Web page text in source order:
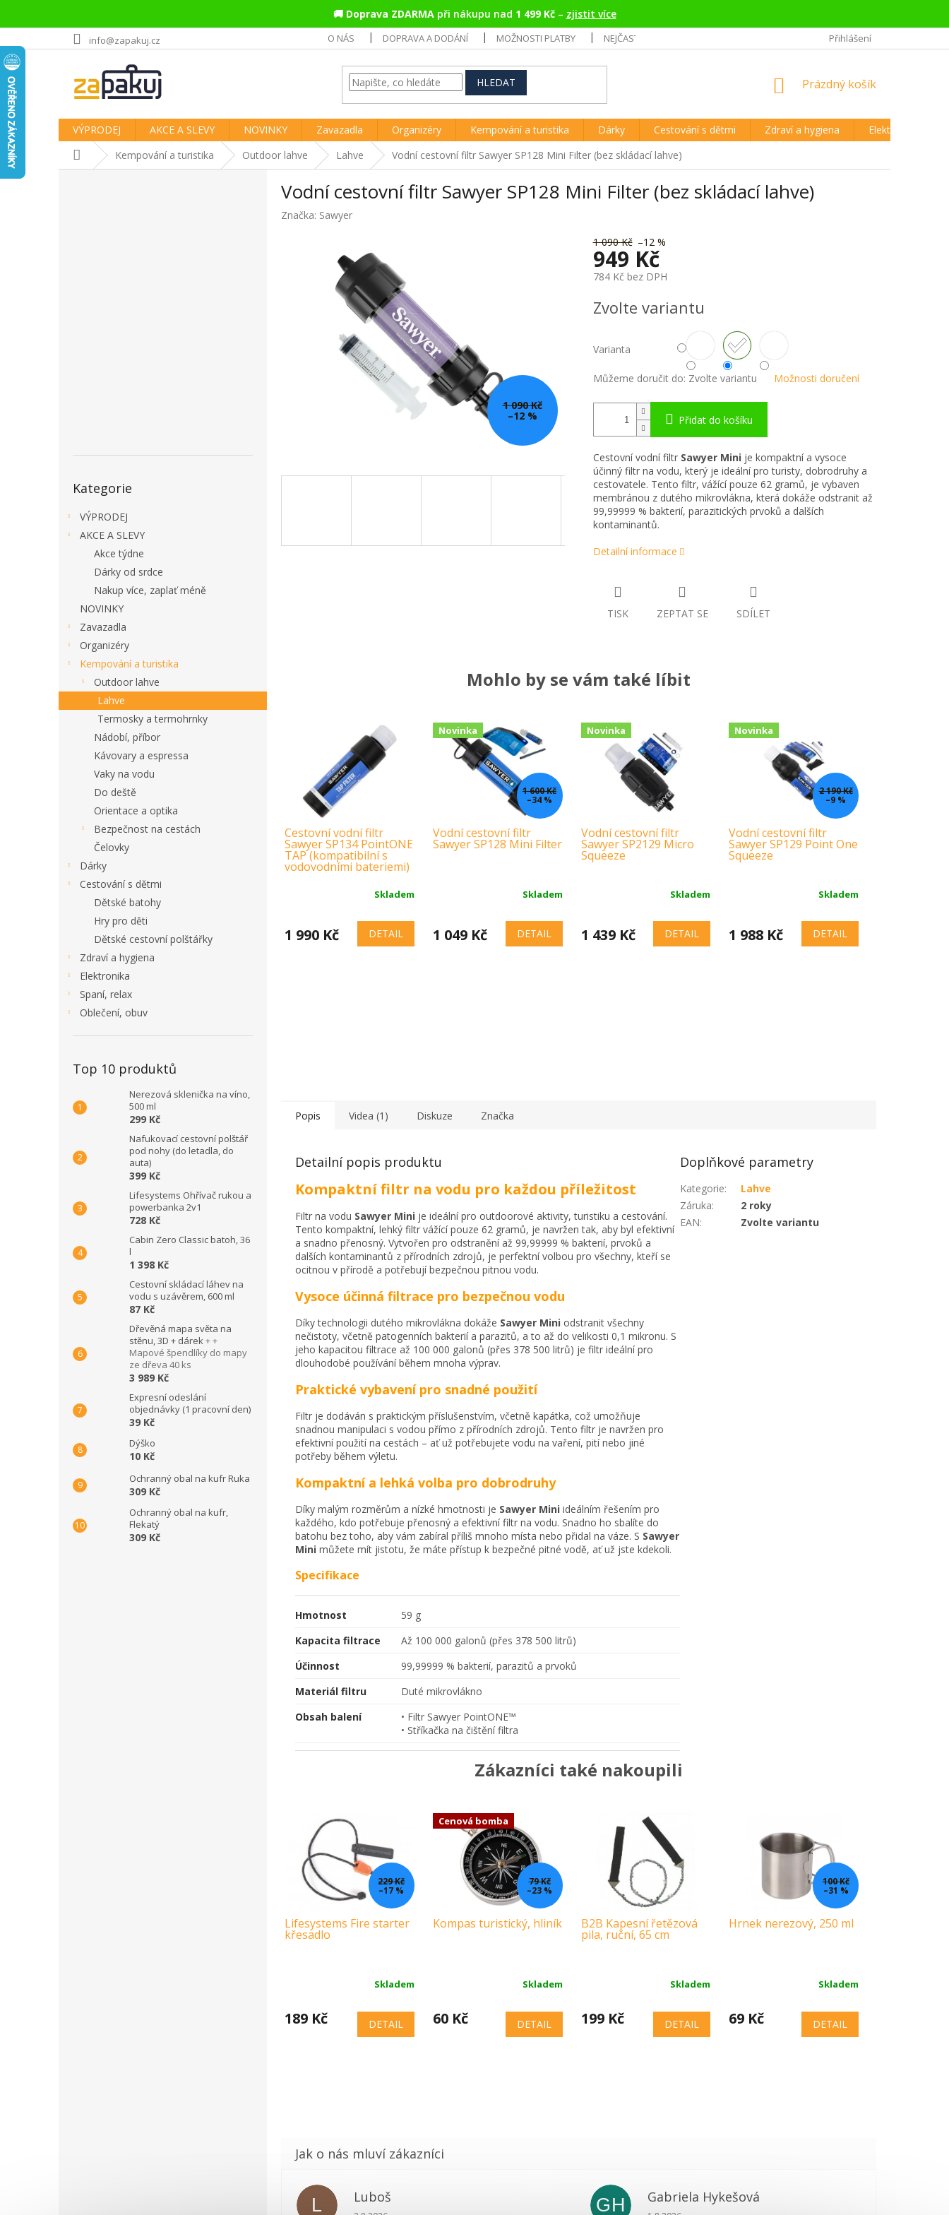
🚚 Doprava ZDARMApři nákupu nad 1 499 Kč– zjistit více
na
obsah
info@zapakuj.cz O NÁS DOPRAVA A DODÁNÍ MOŽNOSTI PLATBY NEJČASTĚJŠÍ OTÁZKY CESTOVATELŮ REKLAMAČNÍ ŘÁD A VRÁCENÍ ZBOŽÍ
Přihlášení
HLEDAT
NÁKUPNÍ
Prázdný košík
VÝPRODEJ AKCE A SLEVY NOVINKY Zavazadla Organizéry Kempování a turistika Dárky Cestování s dětmi Zdraví a hygiena Elektronika
Domů Kempování a turistika Outdoor lahve Lahve Vodní cestovní filtr Sawyer SP128 Mini Filter (bez skládací lahve)
kategorie
Kategorie
VÝPRODEJ
AKCE A SLEVY
Akce týdne
Dárky od srdce
Nakup více, zaplať méně
NOVINKY
Zavazadla
Organizéry
Kempování a turistika
Outdoor lahve
Lahve
Termosky a termohrnky
Nádobí, příbor
Kávovary a espressa
Vaky na vodu
Do deště
Orientace a optika
Bezpečnost na cestách
Čelovky
Dárky
Cestování s dětmi
Dětské batohy
Hry pro děti
Dětské cestovní polštářky
Zdraví a hygiena
Elektronika
Spaní, relax
Oblečení, obuv
Top 10 produktů
Nerezová sklenička na víno,
500 ml
299 Kč
Nafukovací cestovní polštář
pod nohy (do letadla, do
auta)
399 Kč
Lifesystems Ohřívač rukou a
powerbanka 2v1
728 Kč
Cabin Zero Classic batoh, 36
l
1 398 Kč
Cestovní skládací láhev na
vodu s uzávěrem, 600 ml
87 Kč
Dřevěná mapa světa na
stěnu, 3D + dárek+ +
Mapové špendlíky do mapy
ze dřeva 40 ks
3 989 Kč
Expresní odeslání
objednávky (1 pracovní den)
39 Kč
Dýško
10 Kč
Ochranný obal na kufr Ruka
309 Kč
Ochranný obal na kufr,
Flekatý
309 Kč
Vodní cestovní filtr Sawyer SP128 Mini Filter (bez skládací lahve)
Značka: Sawyer
1 090 Kč
–12 %
1 090 Kč –12 %
949 Kč
784 Kč bez DPH
cena:
Zvolte variantu
Varianta
Můžeme doručit do: Zvolte variantu Možnosti doručení
Přidat do košíku
Cestovní vodní filtr Sawyer Mini je kompaktní a vysoce
účinný filtr na vodu, který je ideální pro turisty, dobrodruhy a
cestovatele. Tento filtr, vážící pouze 62 gramů, je vybaven
membránou z dutého mikrovlákna, která dokáže odstranit až
99,99999 % bakterií, parazitických prvoků a dalších
kontaminantů.
Detailní informace
TISK ZEPTAT SE SDÍLET
Mohlo by se vám také líbit
Cestovní vodní filtr
Sawyer SP134 PointONE
TAP (kompatibilní s
vodovodními bateriemi)
Skladem
1 990 Kč DETAIL
Novinka
1 600 Kč
–34 %
Vodní cestovní filtr
Sawyer SP128 Mini Filter
Skladem
1 049 Kč DETAIL
Novinka
Vodní cestovní filtr
Sawyer SP2129 Micro
Squeeze
Skladem
1 439 Kč DETAIL
Novinka
2 190 Kč
–9 %
Vodní cestovní filtr
Sawyer SP129 Point One
Squeeze
Skladem
1 988 Kč DETAIL
Popis Videa (1) Diskuze Značka
Detailní popis produktu
Kompaktní filtr na vodu pro každou příležitost
Filtr na vodu Sawyer Mini je ideální pro outdoorové aktivity, turistiku a cestování.
Tento kompaktní, lehký filtr vážící pouze 62 gramů, je navržen tak, aby byl efektivní
a snadno přenosný. Vytvořen pro odstranění až 99,99999 % bakterií, prvoků a
dalších kontaminantů z přírodních zdrojů, je perfektní volbou pro všechny, kteří se
ocitnou v přírodě a potřebují bezpečnou pitnou vodu.
Vysoce účinná filtrace pro bezpečnou vodu
Díky technologii dutého mikrovlákna dokáže Sawyer Mini odstranit všechny
nečistoty, včetně patogenních bakterií a parazitů, a to až do velikosti 0,1 mikronu. S
jeho kapacitou filtrace až 100 000 galonů (přes 378 500 litrů) je filtr ideální pro
dlouhodobé používání během mnoha výprav.
Praktické vybavení pro snadné použití
Filtr je dodáván s praktickým příslušenstvím, včetně kapátka, což umožňuje
snadnou manipulaci s vodou přímo z přírodních zdrojů. Tento filtr je navržen pro
efektivní použití na cestách – ať už potřebujete vodu na vaření, pití nebo jiné
potřeby během výletu.
Kompaktní a lehká volba pro dobrodruhy
Díky malým rozměrům a nízké hmotnosti je Sawyer Mini ideálním řešením pro
každého, kdo potřebuje přenosný a efektivní filtr na vodu. Snadno ho sbalíte do
batohu bez toho, aby vám zabíral příliš mnoho místa nebo přidal na váze. S Sawyer
Mini můžete mít jistotu, že máte přístup k bezpečné pitné vodě, ať už jste kdekoli.
Specifikace
Hmotnost
59 g
Kapacita filtrace
Až 100 000 galonů (přes 378 500 litrů)
Účinnost
99,99999 % bakterií, parazitů a prvoků
Materiál filtru
Duté mikrovlákno
Obsah balení
• Filtr Sawyer PointONE™
• Stříkačka na čištění filtra
Doplňkové parametry
Kategorie:
Lahve
Záruka:
2 roky
EAN: Zvolte variantu
Zákazníci také nakoupili
229 Kč
–17 %
Lifesystems Fire starter
křesadlo
Skladem
189 Kč DETAIL
Cenová bomba
79 Kč
–23 %
Kompas turistický, hliník
Skladem
60 Kč DETAIL
B2B Kapesní řetězová
pila, ruční, 65 cm
Skladem
199 Kč DETAIL
100 Kč
–31 %
Hrnek nerezový, 250 ml
Skladem
69 Kč DETAIL
L Luboš GH Gabriela Hykešová